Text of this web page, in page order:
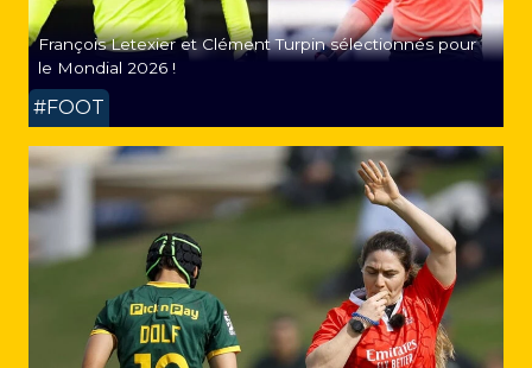
François Letexier et Clément Turpin sélectionnés pour
le Mondial 2026 !
#FOOT